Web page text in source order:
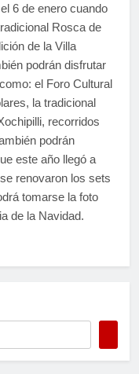
6 de enero cuando
Rosca de
de la Villa
podrán disfrutar
el Foro Cultural
la tradicional
recorridos
podrán
este año llegó a
renovaron los sets
tomarse la foto
de la Navidad.